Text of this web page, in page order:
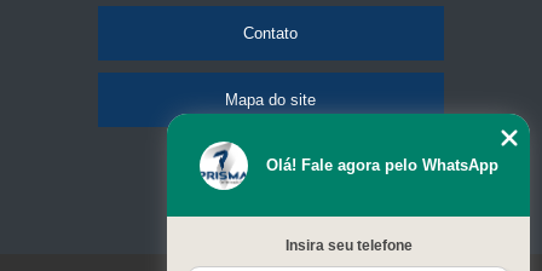
Contato
Mapa do site
Olá! Fale agora pelo WhatsApp
Insira seu telefone